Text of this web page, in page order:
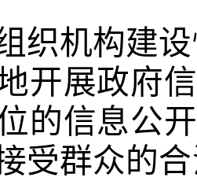
织机构建
开展政府
的信息公
受群众的